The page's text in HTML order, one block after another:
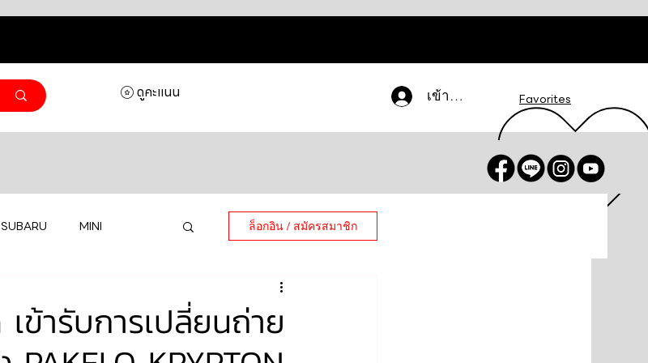
เข้าสู่ระบบ Favorites
ดูคะแนน
SUBARU MINI
VOLKSWAGEN JEEP
ล็อกอิน / สมัครสมาชิก
ข้ารับการเปลี่ยนถ่าย